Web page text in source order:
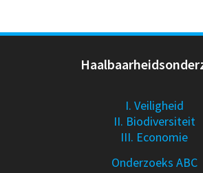
I. Veiligheid
II. Biodiversiteit
III. Economie
Onderzoeks ABC